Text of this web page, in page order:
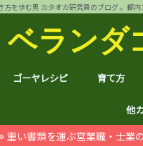
を歩む男 カタオカ研究員のブログ 。都
ベランダ
ゴーヤレシピ 育て方
自動給水装
ハイポニ
ノウハウ他
ゴジ
空き
PC
シャ
ドロ
ブロ
ムダ
マラ
子育
#地
株式
重い書類を運ぶ営業職・士業